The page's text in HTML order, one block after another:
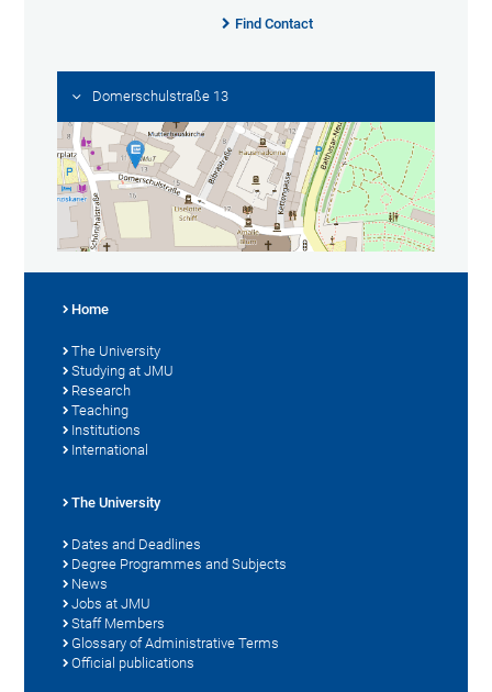
Find Contact
Domerschulstraße 13
Home
The University
Studying at JMU
Research
Teaching
Institutions
International
The University
Dates and Deadlines
Degree Programmes and Subjects
News
Jobs at JMU
Staff Members
Glossary of Administrative Terms
Official publications